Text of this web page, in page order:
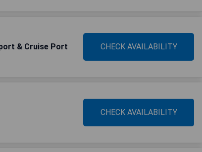
& Cruise Port CHECK AVAILABILITY
CHECK AVAILABILITY